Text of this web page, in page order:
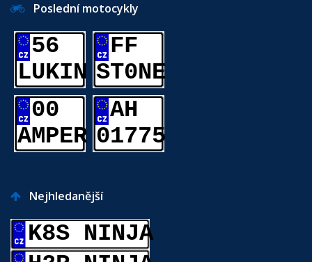
Poslední motocykly
56
LUKIN
FF
ST0NE
00
AMPER
AH
01775
Nejhledanější
K8S NINJA